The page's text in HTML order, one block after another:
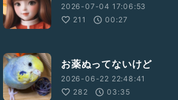
2026-07-04 17:06:53
211
00:27
お薬ぬってないけど
2026-06-22 22:48:41
282
03:35